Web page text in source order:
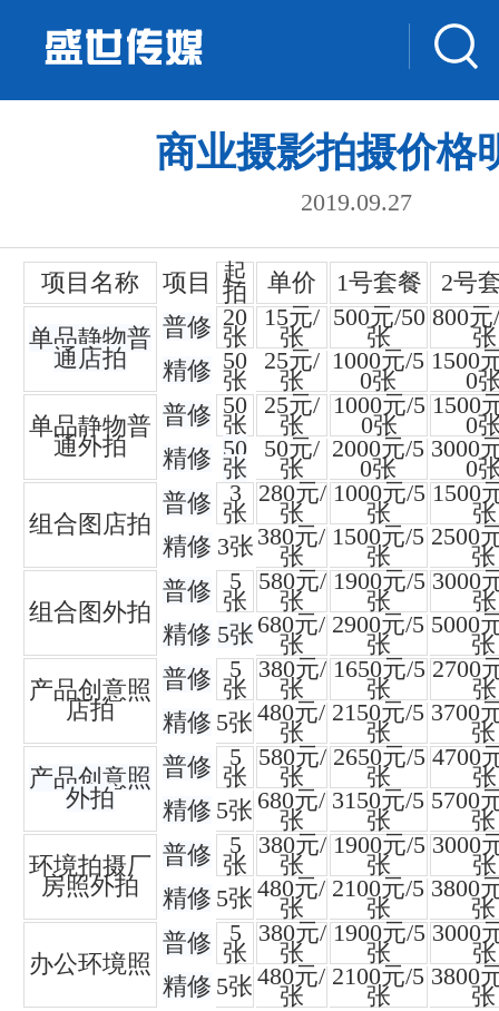
商业摄影拍摄价格
2019.09.27
项目名称 项目 起
拍 单价 1号套餐
2号
单品静物普
通店拍
普修 20
张
15元/
张
500元/50
张
800元
张
精修 50
张
25元/
张
1000元/5
0张
1500
0
单品静物普
通外拍
普修 50
张
25元/
张
1000元/5
0张
1500
0
精修 50
张
50元/
张
2000元/5
0张
3000
0
组合图店拍
普修 3
张
280元/
张
1000元/5
张
1500
张
精修 3张 380元/
张
1500元/5
张
2500
张
组合图外拍
普修 5
张
580元/
张
1900元/5
张
3000
张
精修 5张 680元/
张
2900元/5
张
5000
张
产品创意照
店拍
普修 5
张
380元/
张
1650元/5
张
2700
张
精修 5张 480元/
张
2150元/5
张
3700
张
产品创意照
外拍
普修 5
张
580元/
张
2650元/5
张
4700
张
精修 5张 680元/
张
3150元/5
张
5700
张
环境拍摄厂
房照外拍
普修 5
张
380元/
张
1900元/5
张
3000
张
精修 5张 480元/
张
2100元/5
张
3800
张
办公环境照
普修 5
张
380元/
张
1900元/5
张
3000
张
精修 5张 480元/
张
2100元/5
张
3800
张